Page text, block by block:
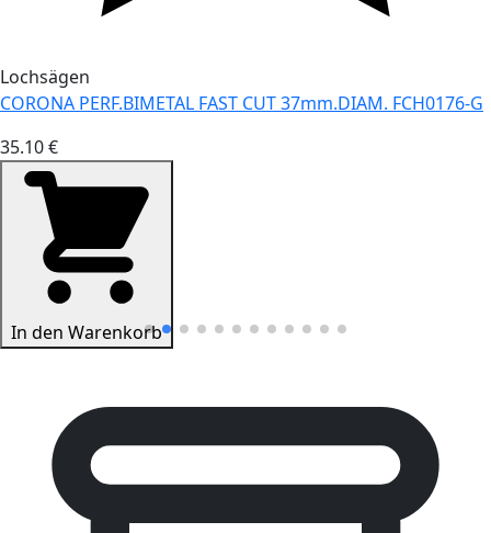
Lochsägen
CORONA PERF.BIMETAL FAST CUT 37mm.DIAM. FCH0176-G
35.10 €
In den Warenkorb